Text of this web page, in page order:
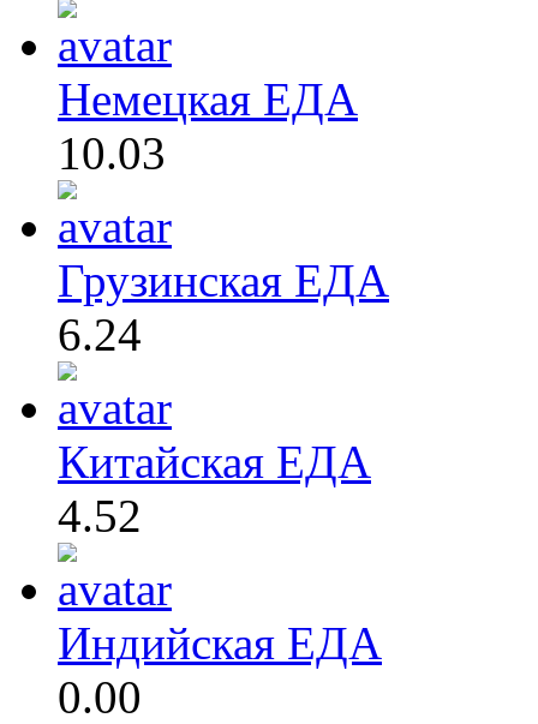
Немецкая ЕДА
10.03
Грузинская ЕДА
6.24
Китайская ЕДА
4.52
Индийская ЕДА
0.00